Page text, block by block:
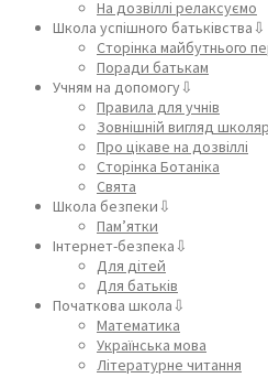
На дозвіллі релаксуємо
Школа успішного батьківства⇩
Сторінка майбутнього
Поради батькам
Учням на допомогу⇩
Правила для учнів
Зовнішній вигляд
Про цікаве на дозвіллі
Сторінка Ботаніка
Свята
Школа безпеки⇩
Пам’ятки
Інтернет-безпека⇩
Для дітей
Для батьків
Початкова школа⇩
Математика
Українська мова
Літературне читання